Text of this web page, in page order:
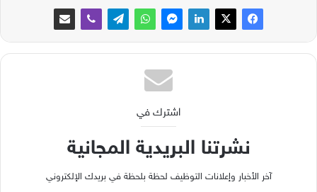
اشترك في
نشرتنا البريدية المجانية
آخر الأخبار وإعلانات التوظيف لحظة بلحظة في بريدك الإلكتروني